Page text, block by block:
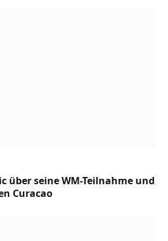
über seine WM-Teilnahme und
Curacao